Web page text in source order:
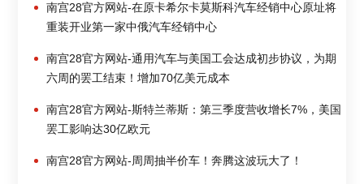
南宫28官方网站-在原卡希尔卡莫斯科汽车经销中心原址将
重装开业第一家中俄汽车经销中心
南宫28官方网站-通用汽车与美国工会达成初步协议，为期
六周的罢工结束！增加70亿美元成本
南宫28官方网站-斯特兰蒂斯：第三季度营收增长7%，美国
罢工影响达30亿欧元
南宫28官方网站-周周抽半价车！奔腾这波玩大了！